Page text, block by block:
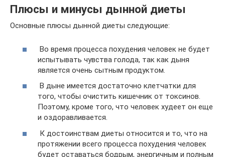
Плюсы и минусы дынной диеты
Основные плюсы дынной диеты следующие:
Во время процесса похудения человек не будет
испытывать чувства голода, так как дыня
является очень сытным продуктом.
В дыне имеется достаточно клетчатки для
того, чтобы очистить кишечник от токсинов.
Поэтому, кроме того, что человек худеет он еще
и оздоравливается.
К достоинствам диеты относится и то, что на
протяжении всего процесса похудения человек
будет оставаться бодрым, энергичным и полным